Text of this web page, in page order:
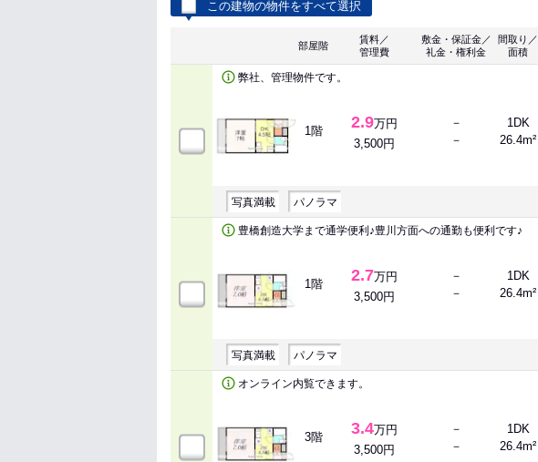
この建物の物件をすべて選択
部屋階
賃料／
管理費
敷金・保証金／
礼金・権利金
間取り／
面積
弊社、管理物件です。
1階 2.9万円
3,500円
－
－
1DK
26.4m²
写真満載 パノラマ
豊橋創造大学まで通学便利♪豊川方面への通勤も便利です♪
1階 2.7万円
3,500円
－
－
1DK
26.4m²
写真満載 パノラマ
オンライン内覧できます。
3階 3.4万円
3,500円
－
－
1DK
26.4m²